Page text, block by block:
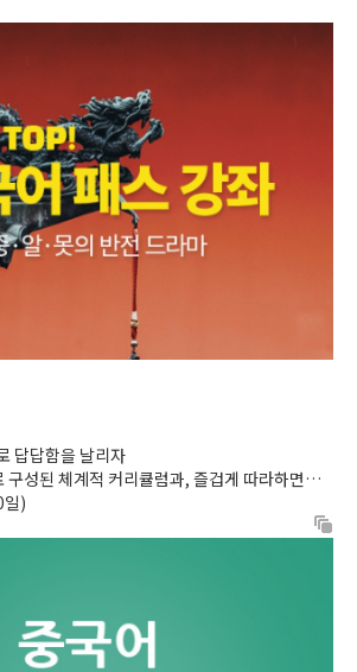
답답함을 날리자
구성된 체계적 커리큘럼과, 즐겁게 따라하면서
의 회화 강의
)